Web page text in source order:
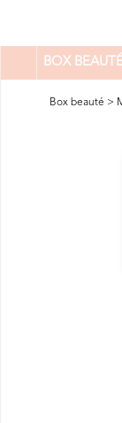
BOX
Box beauté >